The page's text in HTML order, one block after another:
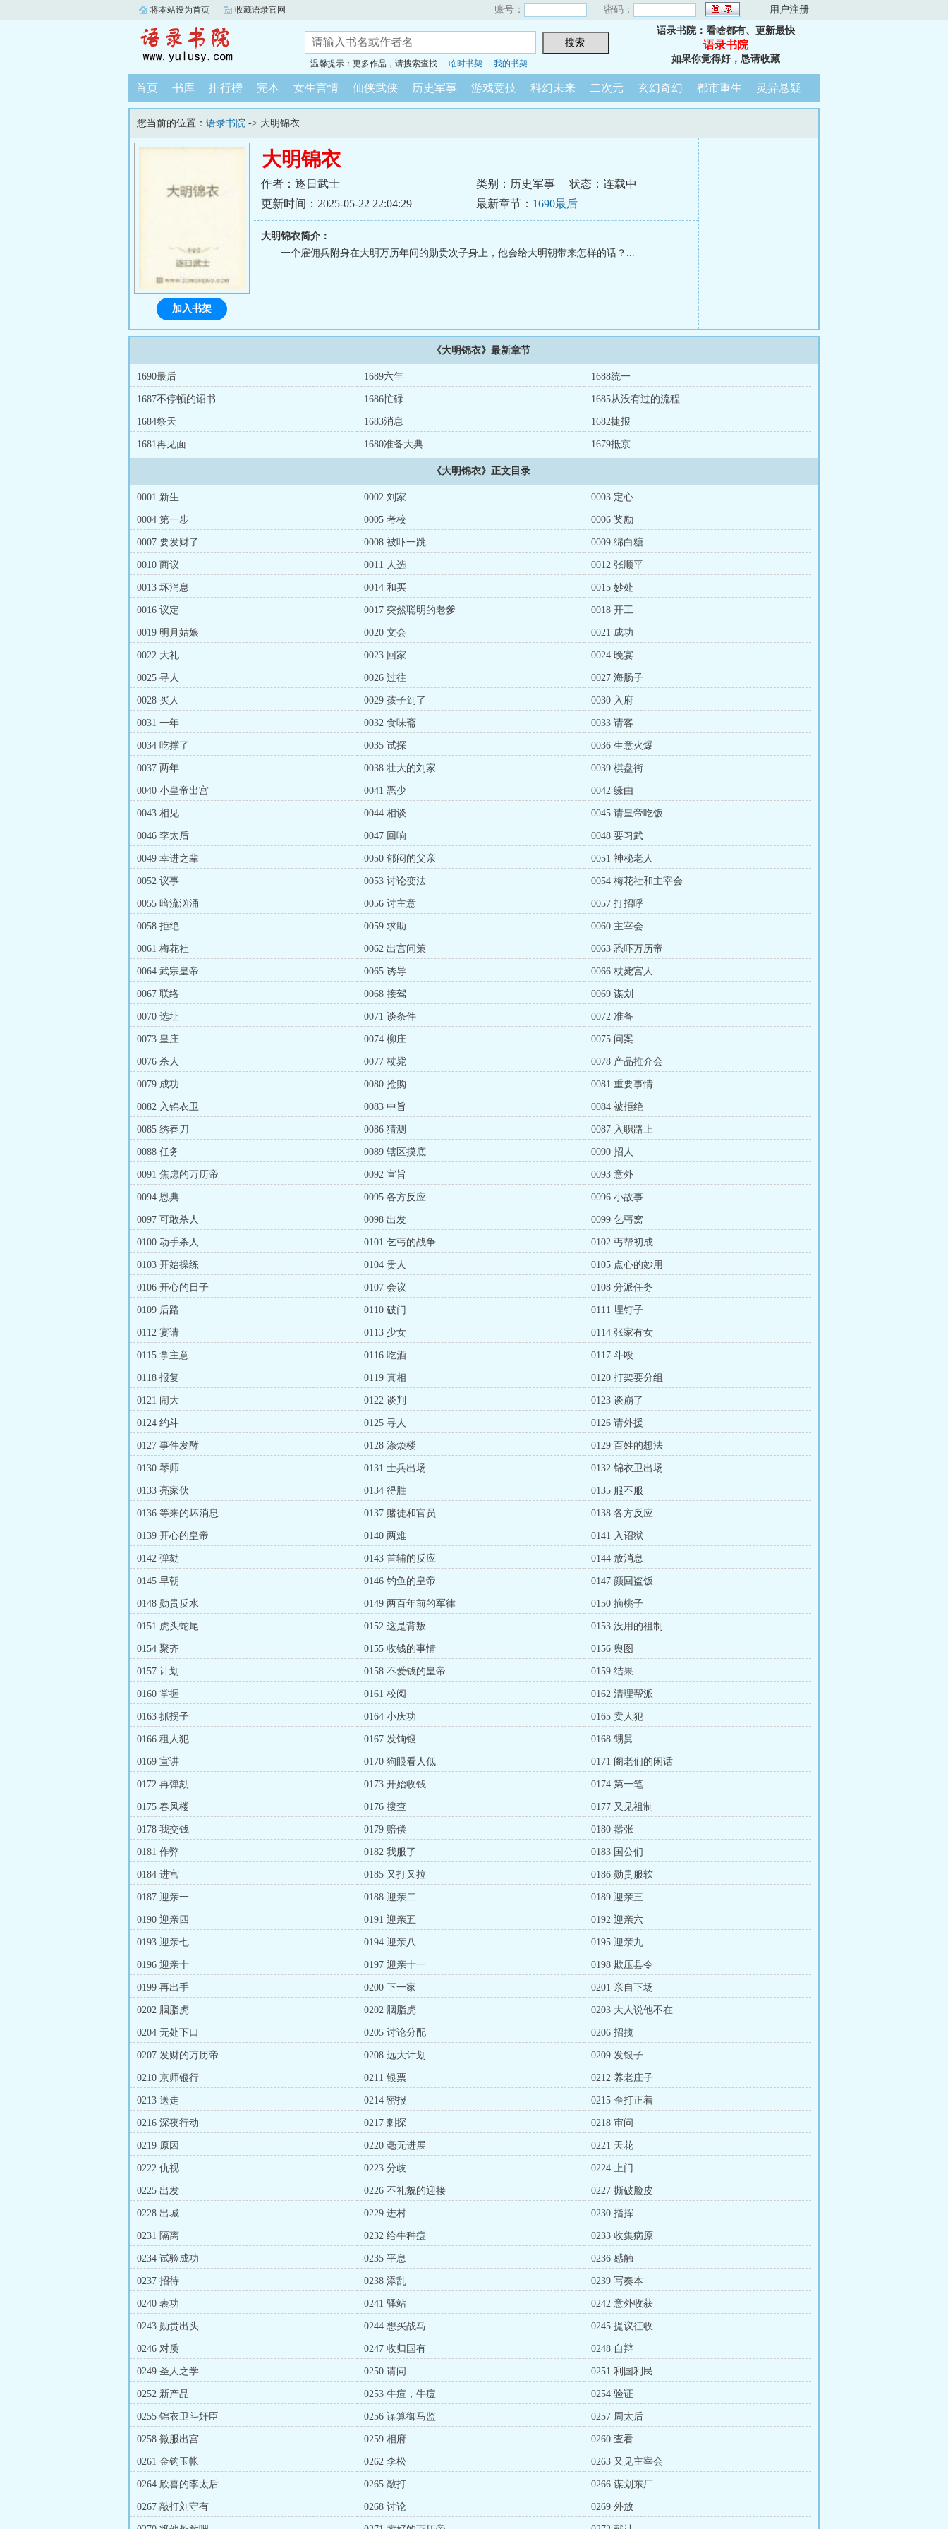
将本站设为首页 收藏语录官网 账号： 密码： 用户注册
温馨提示：更多作品，请搜索查找 临时书架 我的书架
语录书院：看啥都有、更新最快
语录书院
如果你觉得好，恳请收藏
首页 书库 排行榜 完本 女生言情 仙侠武侠 历史军事 游戏竞技 科幻未来 二次元 玄幻奇幻 都市重生 灵异悬疑
您当前的位置： 语录书院 -> 大明锦衣
大明锦衣
作者：逐日武士 类别：历史军事
状态：连载中
更新时间：2025-05-22 22:04:29
最新章节： 1690最后
大明锦衣简介：
一个雇佣兵附身在大明万历年间的勋贵次子身上，他会给大明朝带来怎样的话？...
加入书架
《大明锦衣》最新章节
1690最后 1689六年 1688统一
1687不停顿的诏书 1686忙碌 1685从没有过的流程
1684祭天 1683消息 1682捷报
1681再见面 1680准备大典 1679抵京
《大明锦衣》正文目录
0001 新生 0002 刘家 0003 定心
0004 第一步 0005 考校 0006 奖励
0007 要发财了 0008 被吓一跳 0009 绵白糖
0010 商议 0011 人选 0012 张顺平
0013 坏消息 0014 和买 0015 妙处
0016 议定 0017 突然聪明的老爹 0018 开工
0019 明月姑娘 0020 文会 0021 成功
0022 大礼 0023 回家 0024 晚宴
0025 寻人 0026 过往 0027 海肠子
0028 买人 0029 孩子到了 0030 入府
0031 一年 0032 食味斋 0033 请客
0034 吃撑了 0035 试探 0036 生意火爆
0037 两年 0038 壮大的刘家 0039 棋盘街
0040 小皇帝出宫 0041 恶少 0042 缘由
0043 相见 0044 相谈 0045 请皇帝吃饭
0046 李太后 0047 回响 0048 要习武
0049 幸进之辈 0050 郁闷的父亲 0051 神秘老人
0052 议事 0053 讨论变法 0054 梅花社和主宰会
0055 暗流汹涌 0056 讨主意 0057 打招呼
0058 拒绝 0059 求助 0060 主宰会
0061 梅花社 0062 出宫问策 0063 恐吓万历帝
0064 武宗皇帝 0065 诱导 0066 杖毙宫人
0067 联络 0068 接驾 0069 谋划
0070 选址 0071 谈条件 0072 准备
0073 皇庄 0074 柳庄 0075 问案
0076 杀人 0077 杖毙 0078 产品推介会
0079 成功 0080 抢购 0081 重要事情
0082 入锦衣卫 0083 中旨 0084 被拒绝
0085 绣春刀 0086 猜测 0087 入职路上
0088 任务 0089 辖区摸底 0090 招人
0091 焦虑的万历帝 0092 宣旨 0093 意外
0094 恩典 0095 各方反应 0096 小故事
0097 可敢杀人 0098 出发 0099 乞丐窝
0100 动手杀人 0101 乞丐的战争 0102 丐帮初成
0103 开始操练 0104 贵人 0105 点心的妙用
0106 开心的日子 0107 会议 0108 分派任务
0109 后路 0110 破门 0111 埋钉子
0112 宴请 0113 少女 0114 张家有女
0115 拿主意 0116 吃酒 0117 斗殴
0118 报复 0119 真相 0120 打架要分组
0121 闹大 0122 谈判 0123 谈崩了
0124 约斗 0125 寻人 0126 请外援
0127 事件发酵 0128 涤烦楼 0129 百姓的想法
0130 琴师 0131 士兵出场 0132 锦衣卫出场
0133 亮家伙 0134 得胜 0135 服不服
0136 等来的坏消息 0137 赌徒和官员 0138 各方反应
0139 开心的皇帝 0140 两难 0141 入诏狱
0142 弹劾 0143 首辅的反应 0144 放消息
0145 早朝 0146 钓鱼的皇帝 0147 颜回盗饭
0148 勋贵反水 0149 两百年前的军律 0150 摘桃子
0151 虎头蛇尾 0152 这是背叛 0153 没用的祖制
0154 聚齐 0155 收钱的事情 0156 舆图
0157 计划 0158 不爱钱的皇帝 0159 结果
0160 掌握 0161 校阅 0162 清理帮派
0163 抓拐子 0164 小庆功 0165 卖人犯
0166 租人犯 0167 发饷银 0168 甥舅
0169 宣讲 0170 狗眼看人低 0171 阁老们的闲话
0172 再弹劾 0173 开始收钱 0174 第一笔
0175 春风楼 0176 搜查 0177 又见祖制
0178 我交钱 0179 赔偿 0180 嚣张
0181 作弊 0182 我服了 0183 国公们
0184 进宫 0185 又打又拉 0186 勋贵服软
0187 迎亲一 0188 迎亲二 0189 迎亲三
0190 迎亲四 0191 迎亲五 0192 迎亲六
0193 迎亲七 0194 迎亲八 0195 迎亲九
0196 迎亲十 0197 迎亲十一 0198 欺压县令
0199 再出手 0200 下一家 0201 亲自下场
0202 胭脂虎 0202 胭脂虎 0203 大人说他不在
0204 无处下口 0205 讨论分配 0206 招揽
0207 发财的万历帝 0208 远大计划 0209 发银子
0210 京师银行 0211 银票 0212 养老庄子
0213 送走 0214 密报 0215 歪打正着
0216 深夜行动 0217 刺探 0218 审问
0219 原因 0220 毫无进展 0221 天花
0222 仇视 0223 分歧 0224 上门
0225 出发 0226 不礼貌的迎接 0227 撕破脸皮
0228 出城 0229 进村 0230 指挥
0231 隔离 0232 给牛种痘 0233 收集病原
0234 试验成功 0235 平息 0236 感触
0237 招待 0238 添乱 0239 写奏本
0240 表功 0241 驿站 0242 意外收获
0243 勋贵出头 0244 想买战马 0245 提议征收
0246 对质 0247 收归国有 0248 自辩
0249 圣人之学 0250 请问 0251 利国利民
0252 新产品 0253 牛痘，牛痘 0254 验证
0255 锦衣卫斗奸臣 0256 谋算御马监 0257 周太后
0258 微服出宫 0259 相府 0260 查看
0261 金钩玉帐 0262 李松 0263 又见主宰会
0264 欣喜的李太后 0265 敲打 0266 谋划东厂
0267 敲打刘守有 0268 讨论 0269 外放